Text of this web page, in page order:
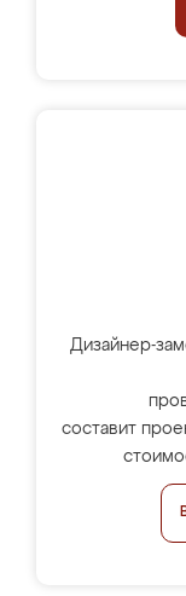
Дизайнер-
составит